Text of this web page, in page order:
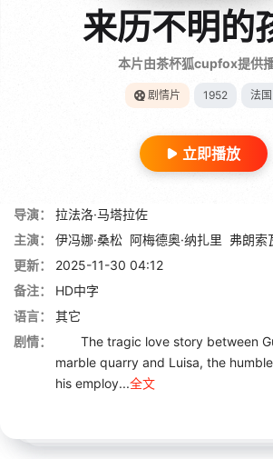
来历不明的
本片由茶杯狐cupfox提供
剧情片 1952 法国
立即播放
导演：
拉法洛·马塔拉佐
主演：
伊冯娜·桑松 阿梅德奥·纳扎里 弗朗索
更新：
2025-11-30 04:12
备注：
HD中字
语言：
其它
剧情：
The tragic love story between
marble quarry and Luisa, the
his employ...全文